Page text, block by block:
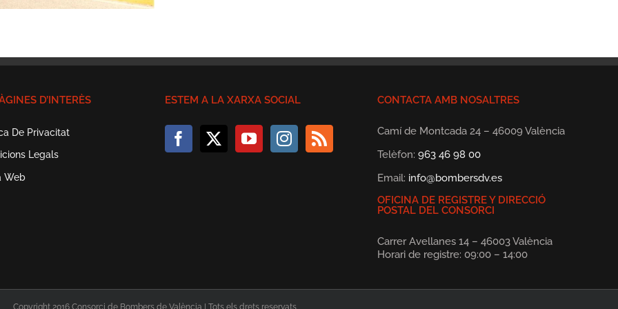
D’INTERÈS
De Privacitat
Legals
Web
ESTEM A LA XARXA SOCIAL CONTACTA AMB NOSALTRES
Camí de Montcada 24 – 46009 València
Telèfon: 963 46 98 00
Email: info@bombersdv.es
OFICINA DE REGISTRE Y DIRECCIÓ
POSTAL DEL CONSORCI
Carrer Avellanes 14 – 46003 València
Horari de registre: 09:00 – 14:00
Copyright 2016 Consorci de Bombers de València | Tots els drets reservats